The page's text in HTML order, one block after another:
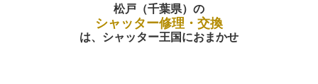
松戸（千葉県）の
シャッター修理・交換
は、シャッター王国におまかせ